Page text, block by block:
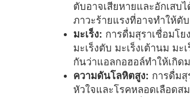
ตับอาจเสียหายและอักเสบ
ภาวะร้ายแรงที่อาจทำให้ตั
มะเร็ง: การดื่มสุราเชื่อมโย
มะเร็งตับ มะเร็งเต้านม ม
กันว่าแอลกอฮอล์ทำให้เกิด
ความดันโลหิตสูง: การดื่มสุ
หัวใจและโรคหลอดเลือดส